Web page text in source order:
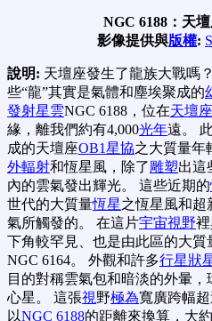
NGC 6188：天
影像提供與版權:
說明: 天壇座發生了龍族大戰嗎
些“龍”其實是氣體和塵埃聚成的
發射星雲NGC 6188，位在天壇座
緣，離我們約有4,000光年遠。
成的天壇座OB1星協之大質量年
外輻射和恆星風，除了 雕塑出這
內的雲氣發出輝光。 這些近期的
世代的大質量恆星之恆星風和超
氣所觸發的。 在這片宇宙視野
下角較罕見、也是由此區的大質
NGC 6164。 外觀和許多行星狀
目的對稱雲氣包和暗淡的外暈
心星。 這張視野極為寬廣跨幅超
以NGC 6188的距離來換算，大